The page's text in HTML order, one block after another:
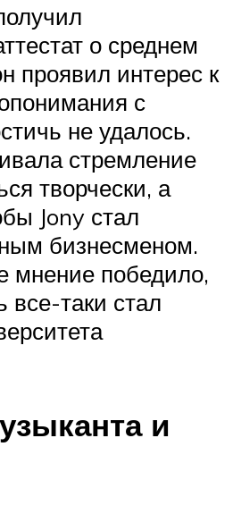
о среднем
проявил интерес к
с
не удалось.
стремление
творчески, а
Jony стал
бизнесменом.
мнение победило,
все-таки стал
и